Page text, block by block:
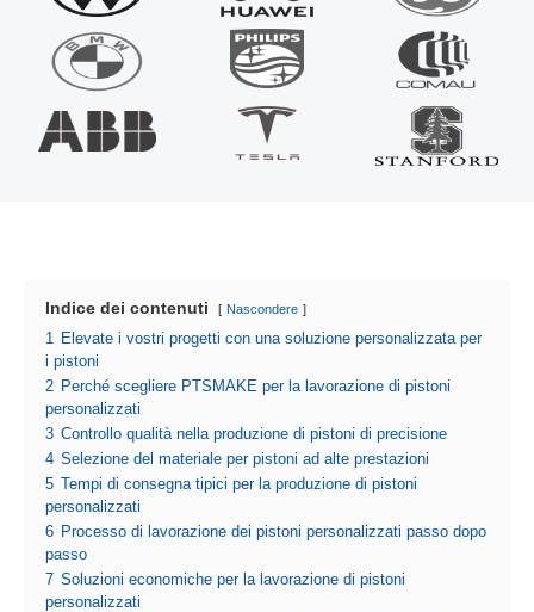
Indice dei contenuti Nascondere
1 Elevate i vostri progetti con una soluzione personalizzata per
i pistoni
2 Perché scegliere PTSMAKE per la lavorazione di pistoni
personalizzati
3 Controllo qualità nella produzione di pistoni di precisione
4 Selezione del materiale per pistoni ad alte prestazioni
5 Tempi di consegna tipici per la produzione di pistoni
personalizzati
6 Processo di lavorazione dei pistoni personalizzati passo dopo
passo
7 Soluzioni economiche per la lavorazione di pistoni
personalizzati